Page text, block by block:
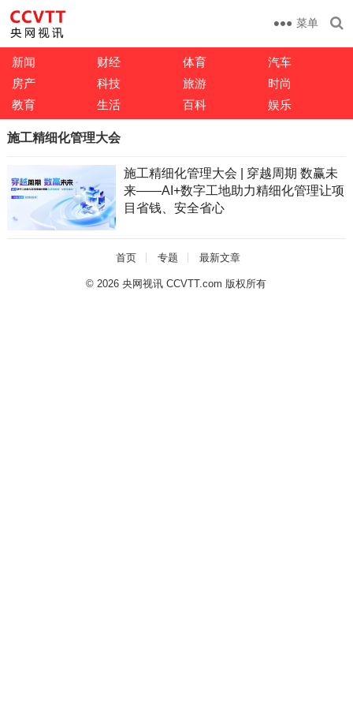
菜单
新闻 财经 体育
汽车
房产
科技 旅游
时尚
教育
生活 百科 娱乐
施工精细化管理大会
施工精细化管理大会 | 穿越周期 数赢未
来——AI+数字工地助力精细化管理让项
目省钱、安全省心
首页 专题 最新文章
© 2026央网视讯 CCVTT.com 版权所有